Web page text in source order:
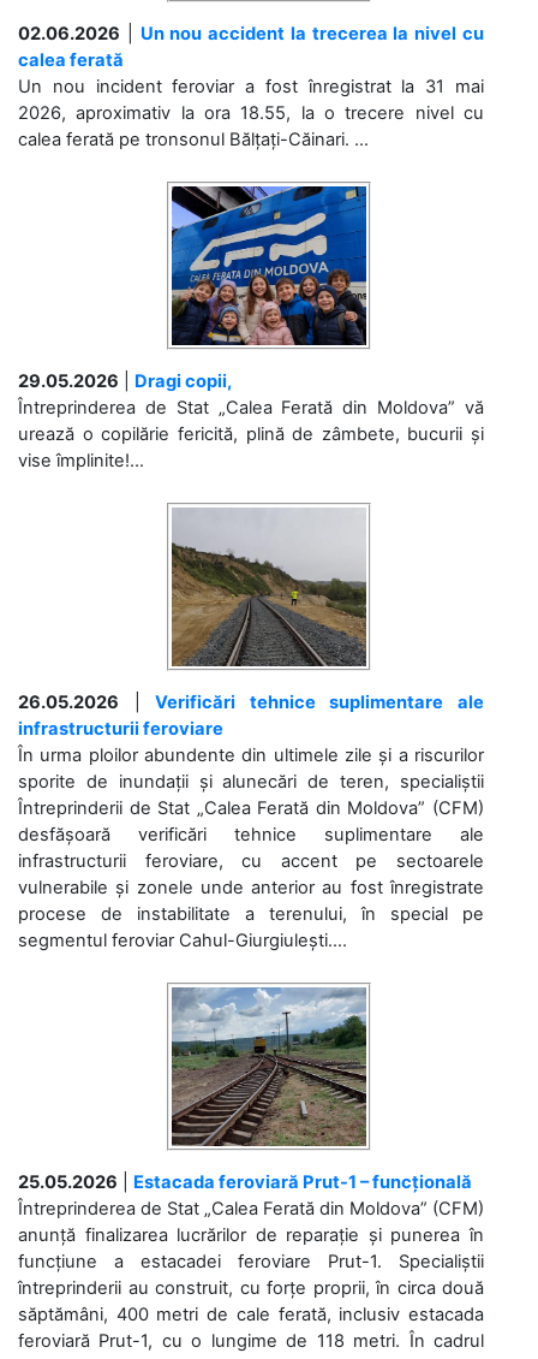
02.06.2026
Un nou accident la trecerea la nivel cu
calea ferată
Un nou incident feroviar a fost înregistrat la 31 mai
2026, aproximativ la ora 18.55, la o trecere nivel cu
calea ferată pe tronsonul Bălțați-Căinari. ...
29.05.2026
Dragi copii,
Întreprinderea de Stat „Calea Ferată din Moldova” vă
urează o copilărie fericită, plină de zâmbete, bucurii și
vise împlinite!...
26.05.2026 |Verificări tehnice suplimentare ale
infrastructurii feroviare
În urma ploilor abundente din ultimele zile și a riscurilor
sporite de inundații și alunecări de teren, specialiștii
Întreprinderii de Stat „Calea Ferată din Moldova” (CFM)
desfășoară verificări tehnice suplimentare ale
infrastructurii feroviare, cu accent pe sectoarele
vulnerabile și zonele unde anterior au fost înregistrate
procese de instabilitate a terenului, în special pe
segmentul feroviar Cahul-Giurgiulești....
25.05.2026
Estacada feroviară Prut-1 – funcțională
Întreprinderea de Stat „Calea Ferată din Moldova” (CFM)
anunță finalizarea lucrărilor de reparație și punerea în
funcțiune a estacadei feroviare Prut-1. Specialiștii
întreprinderii au construit, cu forțe proprii, în circa două
săptămâni, 400 metri de cale ferată, inclusiv estacada
feroviară Prut-1, cu o lungime de 118 metri. În cadrul